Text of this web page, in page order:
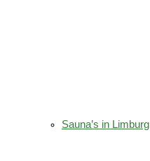
Sauna’s in Limburg